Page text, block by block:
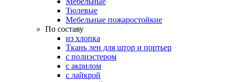
Тюлевые
Мебельные пожаростойкие
По составу
из хлопка
Ткань лен для штор и портьер
с полиэстером
с акрилом
с лайкрой